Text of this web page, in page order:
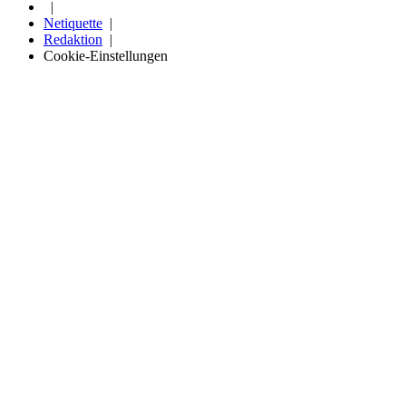
Netiquette
Redaktion
Cookie-Einstellungen